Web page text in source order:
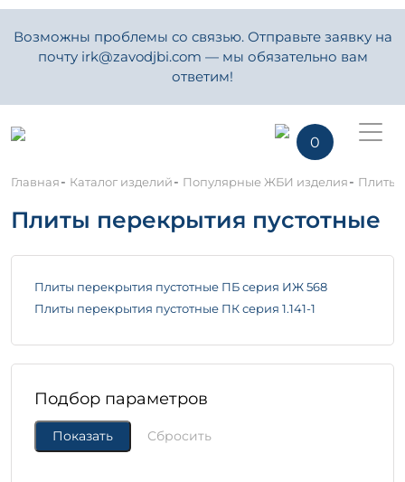
Возможны проблемы со связью. Отправьте заявку на
почту irk@zavodjbi.com — мы обязательно вам
ответим!
0
Главная- Каталог изделий- Популярные ЖБИ изделия- Плиты
Плиты перекрытия пустотные
Плиты перекрытия пустотные ПБ серия ИЖ 568
Плиты перекрытия пустотные ПК серия 1.141-1
Подбор параметров